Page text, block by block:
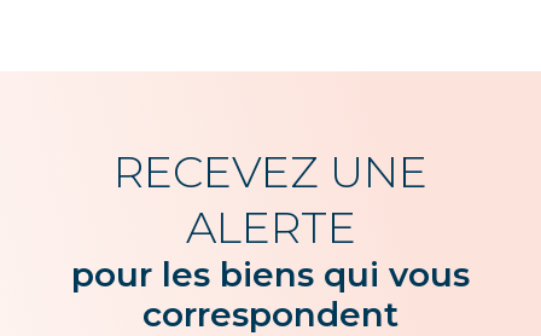
RECEVEZ UNE
ALERTE
pour les biens qui vous
correspondent